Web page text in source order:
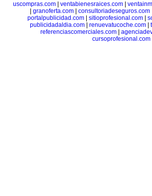
uscompras.com| ventabienesraices.com|
granoferta.com| consultoriadeseguros.com
portalpublicidad.com
sitioprofesional.com
publicidadaldia.com| renuevatucoche.com|
referenciascomerciales.com
cursoprofesional.com